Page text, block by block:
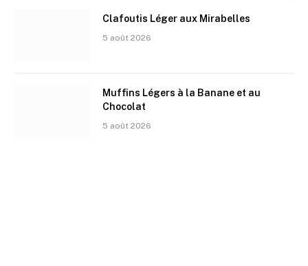
Clafoutis Léger aux Mirabelles
5 août 2026
Muffins Légers à la Banane et au
Chocolat
5 août 2026